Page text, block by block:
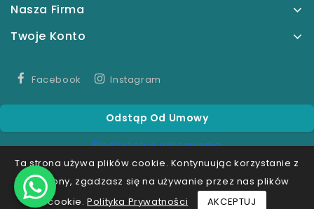
Nasza Firma
Twoje Konto
Ta strona używa plików cookie. Kontynuując korzystanie z
tej strony, zgadzasz się na używanie przez nas plików
cookie. Polityka Prywatności AKCEPTUJ
Facebook Instagram
Odstąp Od Umowy
Śledź status odstąpienia